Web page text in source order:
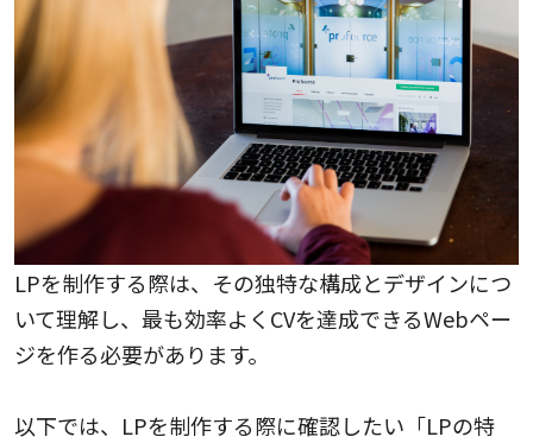
LPを制作する際は、その独特な構成とデザインにつ
いて理解し、最も効率よくCVを達成できるWebペー
ジを作る必要があります。
以下では、LPを制作する際に確認したい「LPの特